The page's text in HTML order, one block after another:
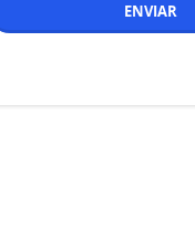
ENVIAR